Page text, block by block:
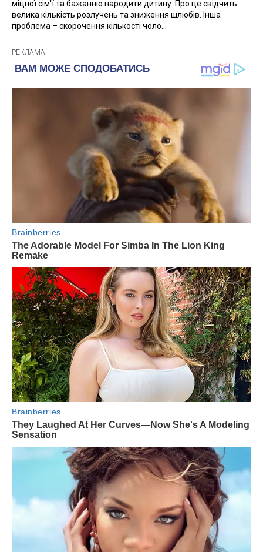
міцної сім'ї та бажанню народити дитину. Про це свідчить
велика кількість розлучень та зниження шлюбів. Інша
проблема – скорочення кількості чоло...